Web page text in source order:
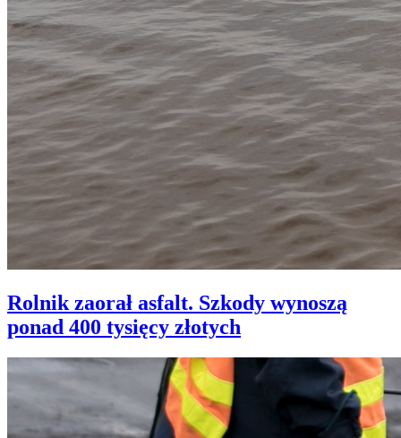
Rolnik zaorał asfalt. Szkody wynoszą
ponad 400 tysięcy złotych